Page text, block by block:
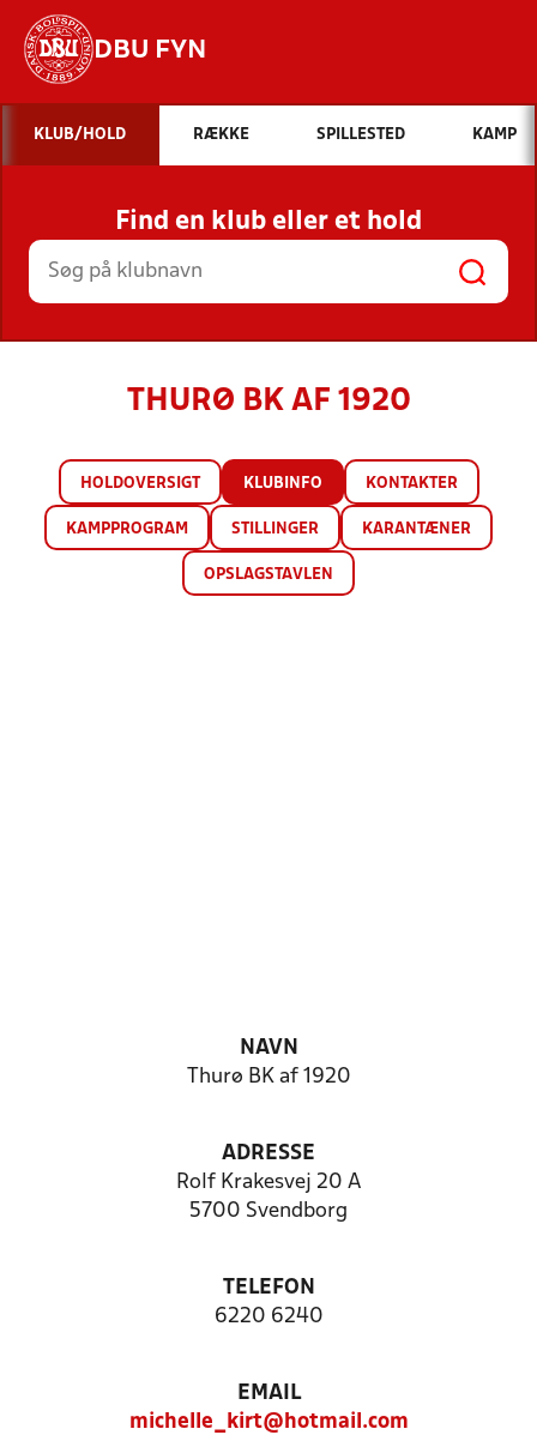
DBU FYN
Hvad vil du søge efter?
INDHOLD OG NYHEDER
STILLINGER, RESULTATER, KLUBBER OG
HOLD
KLUB/HOLD RÆKKE SPILLESTED KAMP
Find en klub eller et hold
THURØ BK AF 1920
HOLDOVERSIGT KLUBINFO KONTAKTER
KAMPPROGRAM STILLINGER KARANTÆNER
OPSLAGSTAVLEN
NAVN
Thurø BK af 1920
ADRESSE
Rolf Krakesvej 20 A
5700 Svendborg
TELEFON
6220 6240
EMAIL
michelle_kirt@hotmail.com